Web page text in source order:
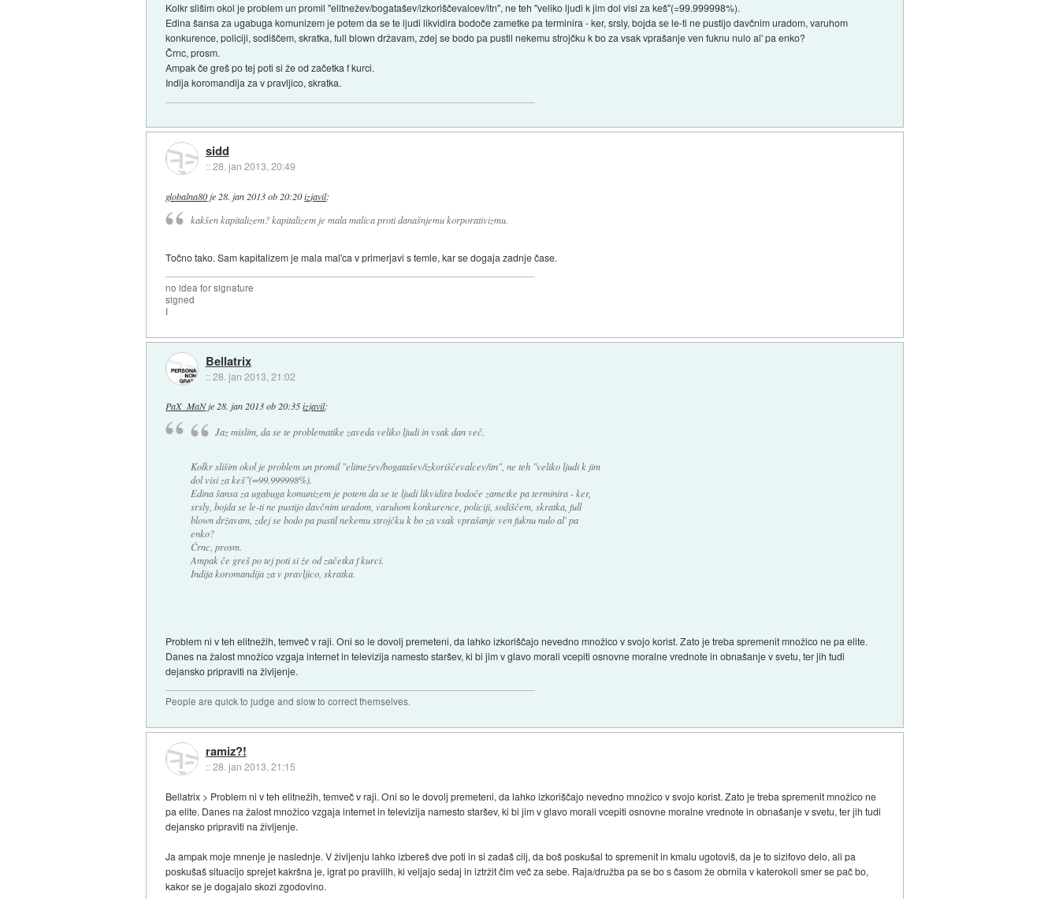
Kolkr slišim okol je problem un promil "elitnežev/bogatašev/izkoriščevalcev/itn", ne teh "veliko ljudi k jim dol visi za keš"(=99.999998%).
Edina šansa za ugabuga komunizem je potem da se te ljudi likvidira bodoče zametke pa terminira - ker, srsly, bojda se le-ti ne pustijo davčnim uradom, varuhom
konkurence, policiji, sodiščem, skratka, full blown državam, zdej se bodo pa pustil nekemu strojčku k bo za vsak vprašanje ven fuknu nulo al' pa enko?
Črnc, prosm.
Ampak če greš po tej poti si že od začetka f kurci.
Indija koromandija za v pravljico, skratka.
sidd
::28. jan 2013, 20:49
globalna80 je 28. jan 2013 ob 20:20 izjavil:
kakšen kapitalizem? kapitalizem je mala malica proti današnjemu korporativizmu.
Točno tako. Sam kapitalizem je mala mal'ca v primerjavi s temle, kar se dogaja zadnje čase.
no idea for signature
signed
I
Bellatrix
::28. jan 2013, 21:02
PaX_MaNje28. jan 2013 ob 20:35 izjavil:
Jaz mislim, da se te problematike zaveda veliko ljudi in vsak dan več.
Kolkr slišim okol je problem un promil "elitnežev/bogatašev/izkoriščevalcev/itn", ne teh "veliko ljudi k jim
dol visi za keš"(=99.999998%).
Edina šansa za ugabuga komunizem je potem da se te ljudi likvidira bodoče zametke pa terminira - ker,
srsly, bojda se le-ti ne pustijo davčnim uradom, varuhom konkurence, policiji, sodiščem, skratka, full
blown državam, zdej se bodo pa pustil nekemu strojčku k bo za vsak vprašanje ven fuknu nulo al' pa
enko?
Črnc, prosm.
Ampak če greš po tej poti si že od začetka f kurci.
Indija koromandija za v pravljico, skratka.
Problem ni v teh elitnežih, temveč v raji. Oni so le dovolj premeteni, da lahko izkoriščajo nevedno množico v svojo korist. Zato je treba spremenit množico ne pa elite.
Danes na žalost množico vzgaja internet in televizija namesto staršev, ki bi jim v glavo morali vcepiti osnovne moralne vrednote in obnašanje v svetu, ter jih tudi
dejansko pripraviti na življenje.
People are quick to judge and slow to correct themselves.
ramiz?!
::28. jan 2013, 21:15
Bellatrix > Problem ni v teh elitnežih, temveč v raji. Oni so le dovolj premeteni, da lahko izkoriščajo nevedno množico v svojo korist. Zato je treba spremenit množico ne
pa elite. Danes na žalost množico vzgaja internet in televizija namesto staršev, ki bi jim v glavo morali vcepiti osnovne moralne vrednote in obnašanje v svetu, ter jih tudi
dejansko pripraviti na življenje.
Ja ampak moje mnenje je naslednje. V življenju lahko izbereš dve poti in si zadaš cilj, da boš poskušal to spremenit in kmalu ugotoviš, da je to sizifovo delo, ali pa
poskušaš situacijo sprejet kakršna je, igrat po pravilih, ki veljajo sedaj in iztržit čim več za sebe. Raja/družba pa se bo s časom že obrnila v katerokoli smer se pač bo,
kakor se je dogajalo skozi zgodovino.